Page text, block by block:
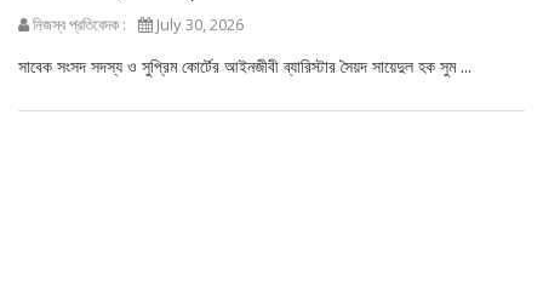
নিজস্ব প্রতিবেদক : July 30, 2026
সাবেক সংসদ সদস্য ও সুপ্রিম কোর্টের আইনজীবী ব্যারিস্টার সৈয়দ সায়েদুল হক সুম ...